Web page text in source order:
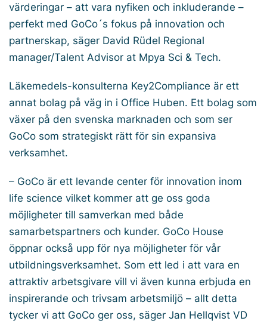
värderingar – att vara nyfiken och inkluderande –
perfekt med GoCo´s fokus på innovation och
partnerskap, säger David Rüdel Regional
manager/Talent Advisor at Mpya Sci & Tech.
Läkemedels-konsulterna Key2Compliance är ett
annat bolag på väg in i Office Huben. Ett bolag som
växer på den svenska marknaden och som ser
GoCo som strategiskt rätt för sin expansiva
verksamhet.
– GoCo är ett levande center för innovation inom
life science vilket kommer att ge oss goda
möjligheter till samverkan med både
samarbetspartners och kunder. GoCo House
öppnar också upp för nya möjligheter för vår
utbildningsverksamhet. Som ett led i att vara en
attraktiv arbetsgivare vill vi även kunna erbjuda en
inspirerande och trivsam arbetsmiljö – allt detta
tycker vi att GoCo ger oss, säger Jan Hellqvist VD